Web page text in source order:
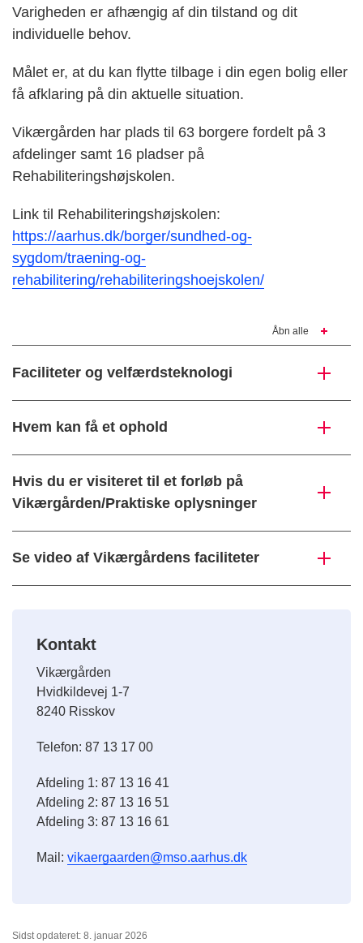
Varigheden er afhængig af din tilstand og dit
individuelle behov.
Målet er, at du kan flytte tilbage i din egen bolig eller
få afklaring på din aktuelle situation.
Vikærgården har plads til 63 borgere fordelt på 3
afdelinger samt 16 pladser på
Rehabiliteringshøjskolen.
Link til Rehabiliteringshøjskolen:
https://aarhus.dk/borger/sundhed-og-
sygdom/traening-og-
rehabilitering/rehabiliteringshoejskolen/
Åbn alle
Faciliteter og velfærdsteknologi
Hvem kan få et ophold
Hvis du er visiteret til et forløb på
Vikærgården/Praktiske oplysninger
Se video af Vikærgårdens faciliteter
Kontakt
Vikærgården
Hvidkildevej 1-7
8240 Risskov
Telefon: 87 13 17 00
Afdeling 1: 87 13 16 41
Afdeling 2: 87 13 16 51
Afdeling 3: 87 13 16 61
Mail: vikaergaarden@mso.aarhus.dk
Sidst opdateret: 8. januar 2026